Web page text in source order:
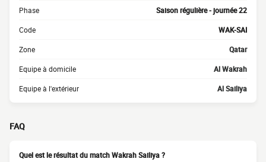
Phase Saison régulière - journée 22
Code WAK-SAI
Zone Qatar
Equipe à domicile Al Wakrah
Equipe à l'extérieur Al Sailiya
FAQ
Quel est le résultat du match Wakrah Sailiya ?